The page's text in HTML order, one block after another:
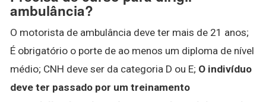
ambulância?
O motorista de ambulância deve ter mais de 21 anos;
É obrigatório o porte de ao menos um diploma de nível
médio; CNH deve ser da categoria D ou E; O indivíduo
deve ter passado por um treinamento